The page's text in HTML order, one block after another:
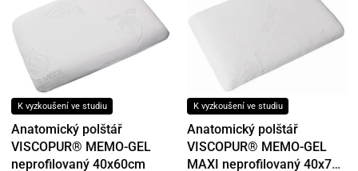
K vyzkoušení ve studiu
Anatomický polštář
VISCOPUR® MEMO-GEL
neprofilovaný 40x60cm
K vyzkoušení ve studiu
Anatomický polštář
VISCOPUR® MEMO-GEL
MAXI neprofilovaný 40x70